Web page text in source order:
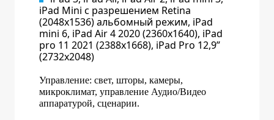
iPad Mini с разрешением Retina
(2048x1536) альбомный режим, iPad
mini 6, iPad Air 4 2020 (2360x1640), iPad
pro 11 2021 (2388x1668), iPad Pro 12,9”
(2732x2048)
Управление: свет, шторы, камеры,
микроклимат, управление Аудио/Видео
аппаратурой, сценарии.